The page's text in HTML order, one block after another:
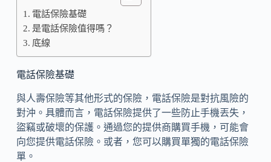
電話保險基礎
是電話保險值得嗎？
底線
電話保險基礎
與人壽保險等其他形式的保險，電話保險是對抗風險的
對沖。具體而言，電話保險提供了一些防止手機丟失，
盜竊或破壞的保護。通過您的提供商購買手機，可能會
向您提供電話保險。或者，您可以購買單獨的電話保險
單。